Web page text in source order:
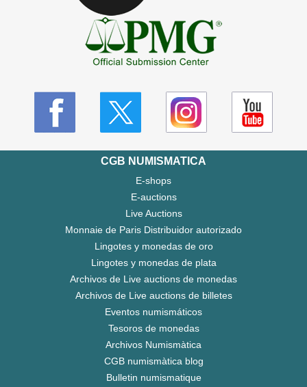
CGB NUMISMATICA
E-shops
E-auctions
Live Auctions
Monnaie de Paris Distribuidor autorizado
Lingotes y monedas de oro
Lingotes y monedas de plata
Archivos de Live auctions de monedas
Archivos de Live auctions de billetes
Eventos numismáticos
Tesoros de monedas
Archivos Numismàtica
CGB numismàtica blog
Bulletin numismatique